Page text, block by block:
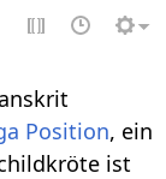
Position, ein
ist